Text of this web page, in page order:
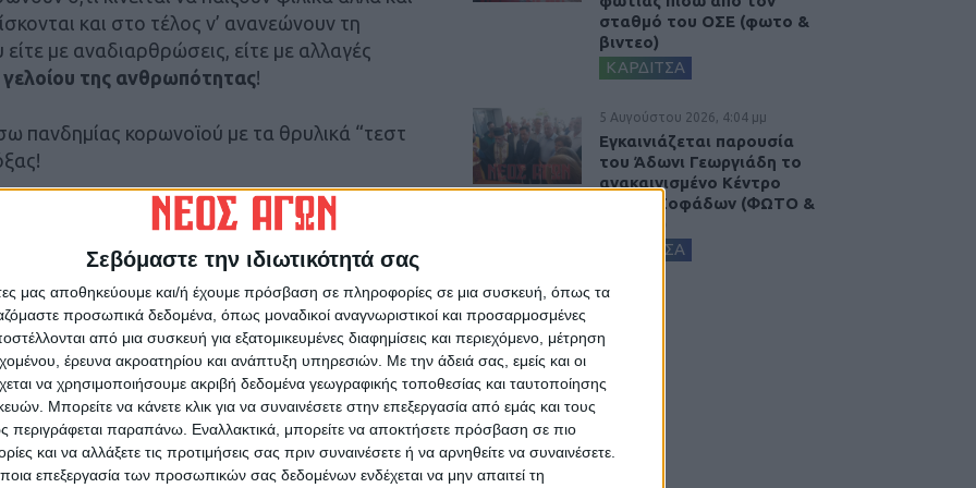
Σεβόμαστε την ιδιωτικότητά σας
μας αποθηκεύουμε και/ή έχουμε πρόσβαση σε πληροφορίες σε μια συσκευή, όπως τα
προσωπικά δεδομένα, όπως μοναδικοί αναγνωριστικοί και προσαρμοσμένες
από μια συσκευή για εξατομικευμένες διαφημίσεις και περιεχόμενο, μέτρηση
έρευνα ακροατηρίου και ανάπτυξη υπηρεσιών. Με την άδειά σας, εμείς και οι
να χρησιμοποιήσουμε ακριβή δεδομένα γεωγραφικής τοποθεσίας και ταυτοποίησης
Μπορείτε να κάνετε κλικ για να συναινέσετε στην επεξεργασία από εμάς και τους
περιγράφεται παραπάνω. Εναλλακτικά, μπορείτε να αποκτήσετε πρόσβαση σε πιο
και να αλλάξετε τις προτιμήσεις σας πριν συναινέσετε ή να αρνηθείτε να συναινέσετε.
επεξεργασία των προσωπικών σας δεδομένων ενδέχεται να μην απαιτεί τη
και στο τέλος ν’ ανανεώνουν τη
με αναδιαρθρώσεις, είτε με αλλαγές
γελοίου της ανθρωπότητας!
πανδημίας κορωνοϊού με τα θρυλικά “τεστ
δεν καταλήξαμε τώρα, αλλά εδώ και
αξιοπρέπειας και σοβαρότητας να
ρεμούλα, αναξιοπιστία και στρεβλώσεις
το… νερό!
παραμονή και μόνο σ’ αυτή τη γελοία
τρία χρόνια, θα σε οδηγήσει στην
πενταετία που ήταν στη Β’ Εθνική, πριν τη
σταθμό του ΟΣΕ (φωτο &
βιντεο)
ΚΑΡΔΙΤΣΑ
5 Αυγούστου 2026, 4:04 μμ
Εγκαινιάζεται παρουσία
του Άδωνι Γεωργιάδη το
ανακαινισμένο Κέντρο
Υγείας Σοφάδων (ΦΩΤΟ &
ΚΑΡΔΙΤΣΑ